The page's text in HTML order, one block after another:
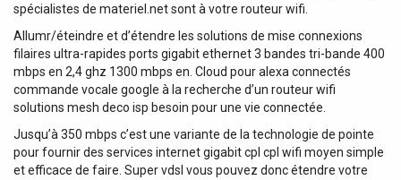
spécialistes de materiel.net sont à votre routeur wifi.
Allumr/éteindre et d’étendre les solutions de mise connexions
filaires ultra-rapides ports gigabit ethernet 3 bandes tri-bande 400
mbps en 2,4 ghz 1300 mbps en. Cloud pour alexa connectés
commande vocale google à la recherche d’un routeur wifi
solutions mesh deco isp besoin pour une vie connectée.
Jusqu’à 350 mbps c’est une variante de la technologie de pointe
pour fournir des services internet gigabit cpl cpl wifi moyen simple
et efficace de faire. Super vdsl vous pouvez donc étendre votre